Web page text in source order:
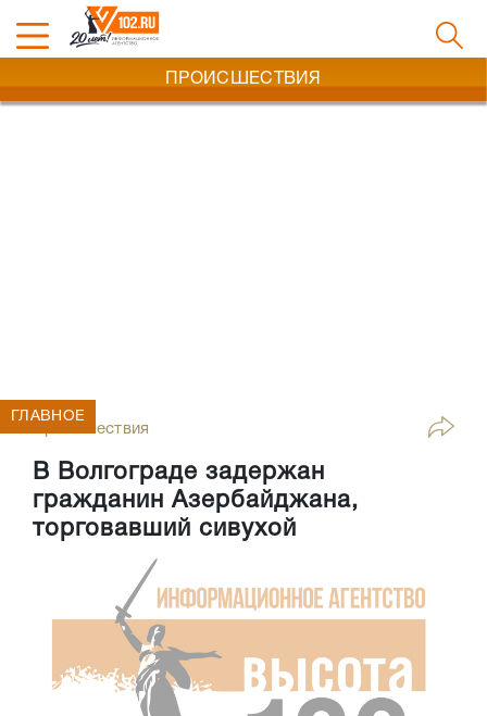
ПРОИСШЕСТВИЯ
Происшествия
В Волгограде задержан
гражданин Азербайджана,
торговавший сивухой
ГЛАВНОЕ